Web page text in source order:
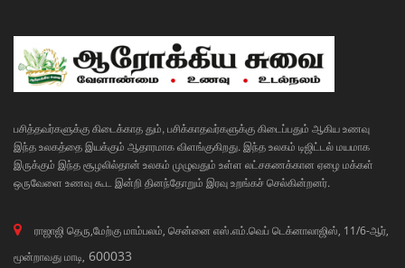
பசித்தவர்களுக்கு கிடைக்காத தும், பசிக்காதவர்களுக்கு கிடைப்பதும் ஆகிய உணவு
இந்த உலகத்தை இயக்கும் ஆதாரமாக விளங்குகிறது. இந்த உலகம் டிஜிட்டல் மயமாக
இருக்கும் இந்த சூழலில்தான் உலகம் முழுவதும் உள்ள லட்சகணக்கான ஏழை மக்கள்
ஒருவேளை உணவு கூட இன்றி தினந்தோறும் இரவு உறங்கச் செல்கின்றனர்.
ராஜாஜி தெரு,மேற்கு மாம்பலம், சென்னை எஸ்.எம்.வெப் டெக்னாலாஜிஸ், 11/6-ஆர்,
மூன்றாவது மாடி, 600033